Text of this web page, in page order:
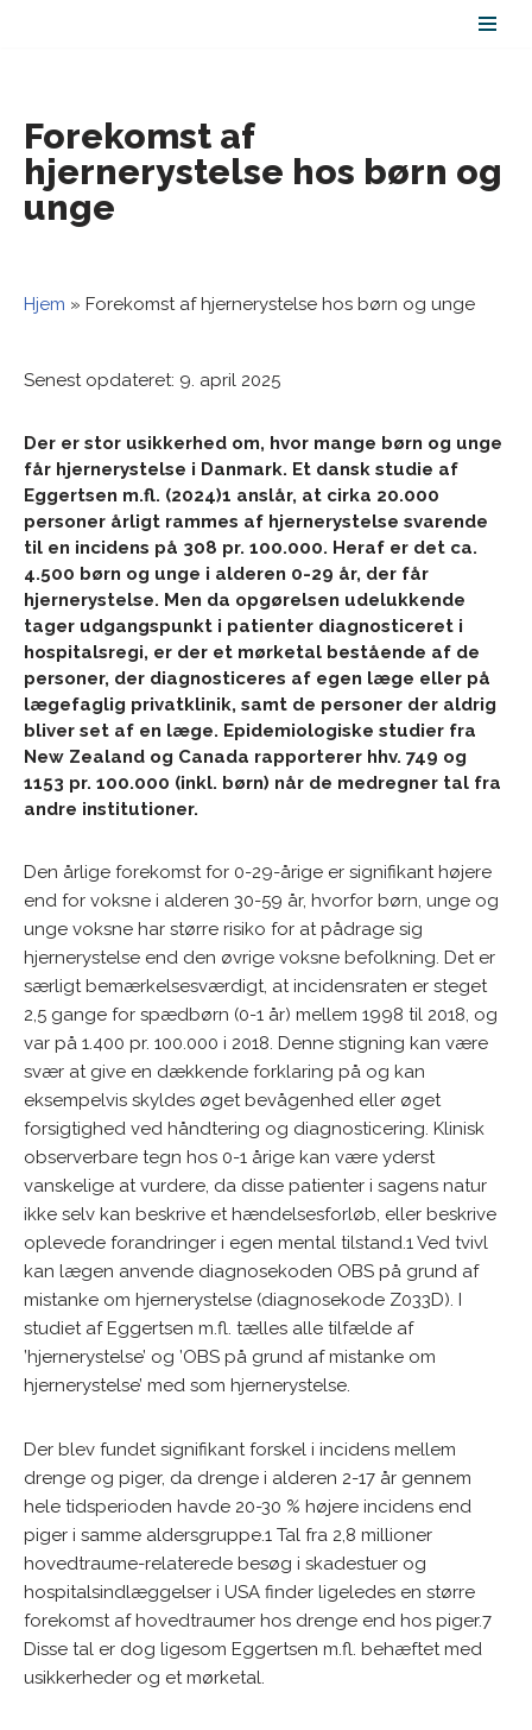
indhold
Forekomst af
hjernerystelse hos børn og
unge
Hjem » Forekomst af hjernerystelse hos børn og unge
Senest opdateret: 9. april 2025
Der er stor usikkerhed om, hvor mange børn og unge
får hjernerystelse i Danmark. Et dansk studie af
Eggertsen m.fl. (2024)1 anslår, at cirka 20.000
personer årligt rammes af hjernerystelse svarende
til en incidens på 308 pr. 100.000. Heraf er det ca.
4.500 børn og unge i alderen 0-29 år, der får
hjernerystelse. Men da opgørelsen udelukkende
tager udgangspunkt i patienter diagnosticeret i
hospitalsregi, er der et mørketal bestående af de
personer, der diagnosticeres af egen læge eller på
lægefaglig privatklinik, samt de personer der aldrig
bliver set af en læge. Epidemiologiske studier fra
New Zealand og Canada rapporterer hhv. 749 og
1153 pr. 100.000 (inkl. børn) når de medregner tal fra
andre institutioner.
Den årlige forekomst for 0-29-årige er signifikant højere
end for voksne i alderen 30-59 år, hvorfor børn, unge og
unge voksne har større risiko for at pådrage sig
hjernerystelse end den øvrige voksne befolkning. Det er
særligt bemærkelsesværdigt, at incidensraten er steget
2,5 gange for spædbørn (0-1 år) mellem 1998 til 2018, og
var på 1.400 pr. 100.000 i 2018. Denne stigning kan være
svær at give en dækkende forklaring på og kan
eksempelvis skyldes øget bevågenhed eller øget
forsigtighed ved håndtering og diagnosticering. Klinisk
observerbare tegn hos 0-1 årige kan være yderst
vanskelige at vurdere, da disse patienter i sagens natur
ikke selv kan beskrive et hændelsesforløb, eller beskrive
oplevede forandringer i egen mental tilstand.1 Ved tvivl
kan lægen anvende diagnosekoden OBS på grund af
mistanke om hjernerystelse (diagnosekode Z033D). I
studiet af Eggertsen m.fl. tælles alle tilfælde af
’hjernerystelse’ og ’OBS på grund af mistanke om
hjernerystelse’ med som hjernerystelse.
Der blev fundet signifikant forskel i incidens mellem
drenge og piger, da drenge i alderen 2-17 år gennem
hele tidsperioden havde 20-30 % højere incidens end
piger i samme aldersgruppe.1 Tal fra 2,8 millioner
hovedtraume-relaterede besøg i skadestuer og
hospitalsindlæggelser i USA finder ligeledes en større
forekomst af hovedtraumer hos drenge end hos piger.7
Disse tal er dog ligesom Eggertsen m.fl. behæftet med
usikkerheder og et mørketal.